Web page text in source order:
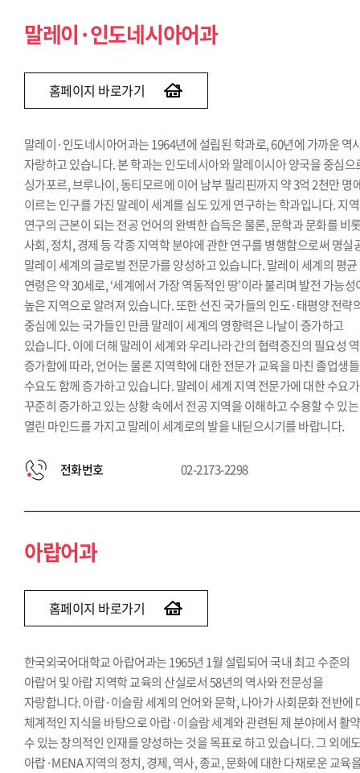
태국학과
인도어과
튀르키예·아제르바이잔학과
몽골어과
말레이·인도네시아어과
홈페이지 바로가기
말레이·인도네시아어과는 1964년에 설립된 학과로, 60년에 가까운 역
자랑하고 있습니다. 본 학과는 인도네시아와 말레이시아 양국을 중심으
싱가포르, 브루나이, 동티모르에 이어 남부 필리핀까지 약 3억 2천만 명
이르는 인구를 가진 말레이 세계를 심도 있게 연구하는 학과입니다. 지
연구의 근본이 되는 전공 언어의 완벽한 습득은 물론, 문학과 문화를 비
사회, 정치, 경제 등 각종 지역학 분야에 관한 연구를 병행함으로써 명실
말레이 세계의 글로벌 전문가를 양성하고 있습니다. 말레이 세계의 평균
연령은 약 30세로, ‘세계에서 가장 역동적인 땅’이라 불리며 발전 가능성
높은 지역으로 알려져 있습니다. 또한 선진 국가들의 인도·태평양 전략
중심에 있는 국가들인 만큼 말레이 세계의 영향력은 나날이 증가하고
있습니다. 이에 더해 말레이 세계와 우리나라 간의 협력증진의 필요성
증가함에 따라, 언어는 물론 지역학에 대한 전문가 교육을 마친 졸업생
수요도 함께 증가하고 있습니다. 말레이 세계 지역 전문가에 대한 수요가
꾸준히 증가하고 있는 상황 속에서 전공 지역을 이해하고 수용할 수 있는
열린 마인드를 가지고 말레이 세계로의 발을 내딛으시기를 바랍니다.
전화번호 02-2173-2298
아랍어과
홈페이지 바로가기
한국외국어대학교 아랍어과는 1965년 1월 설립되어 국내 최고 수준의
아랍어 및 아랍 지역학 교육의 산실로서 58년의 역사와 전문성을
자랑합니다. 아랍·이슬람 세계의 언어와 문학, 나아가 사회문화 전반에
체계적인 지식을 바탕으로 아랍·이슬람 세계와 관련된 제 분야에서 활
수 있는 창의적인 인재를 양성하는 것을 목표로 하고 있습니다. 그 외에
아랍·MENA 지역의 정치, 경제, 역사, 종교, 문화에 대한 다채로운 교육